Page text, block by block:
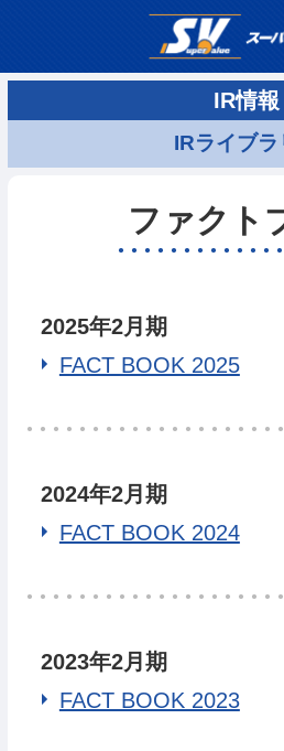
IR情報
IRライブラ
ファクト
2025年2月期
FACT BOOK 2025
2024年2月期
FACT BOOK 2024
2023年2月期
FACT BOOK 2023